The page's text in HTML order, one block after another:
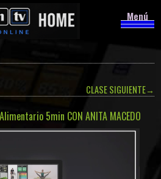
Menú
CLASE SIGUIENTE→
5min CON ANITA MACEDO